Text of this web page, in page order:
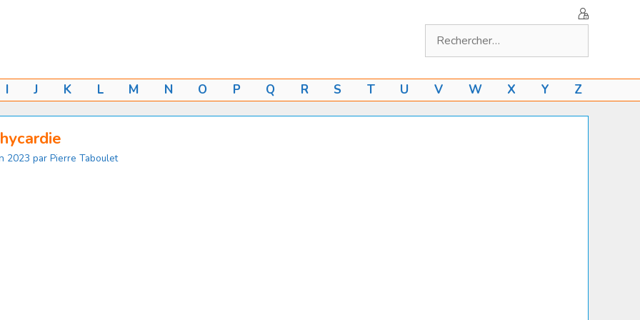
I J K L M N O P Q R S T U V W X Y Z
2023 par Pierre Taboulet